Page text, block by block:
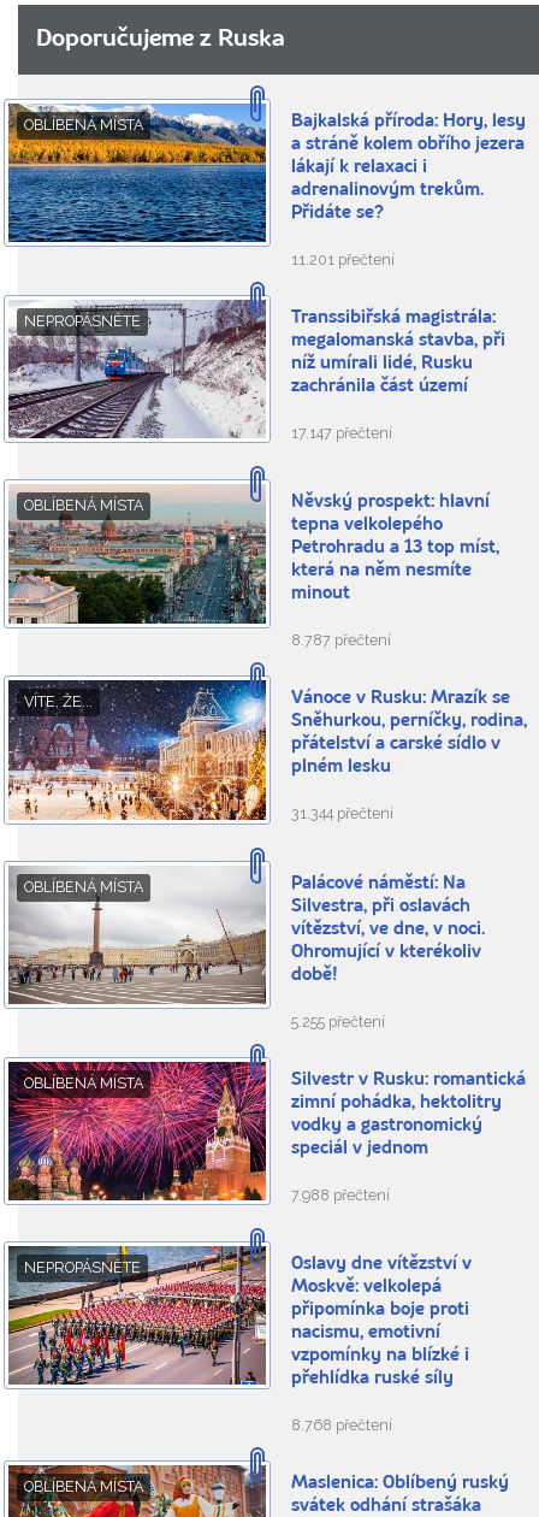
Doporučujeme z Ruska
OBLÍBENÁ MÍSTA
Bajkalská příroda: Hory, lesy
a stráně kolem obřího jezera
lákají k relaxaci i
adrenalinovým trekům.
Přidáte se?
11.201 přečtení
NEPROPÁSNĚTE
Transsibiřská magistrála:
megalomanská stavba, při
níž umírali lidé, Rusku
zachránila část území
17.147 přečtení
OBLÍBENÁ MÍSTA
Něvský prospekt: hlavní
tepna velkolepého
Petrohradu a 13 top míst,
která na něm nesmíte
minout
8.787 přečtení
VÍTE, ŽE...
Vánoce v Rusku: Mrazík se
Sněhurkou, perníčky, rodina,
přátelství a carské sídlo v
plném lesku
31.344 přečtení
OBLÍBENÁ MÍSTA
Palácové náměstí: Na
Silvestra, při oslavách
vítězství, ve dne, v noci.
Ohromující v kterékoliv
době!
5.255 přečtení
OBLÍBENÁ MÍSTA
Silvestr v Rusku: romantická
zimní pohádka, hektolitry
vodky a gastronomický
speciál v jednom
7.988 přečtení
NEPROPÁSNĚTE
Oslavy dne vítězství v
Moskvě: velkolepá
připomínka boje proti
nacismu, emotivní
vzpomínky na blízké i
přehlídka ruské síly
8.768 přečtení
OBLÍBENÁ MÍSTA
Maslenica: Oblíbený ruský
svátek odhání strašáka